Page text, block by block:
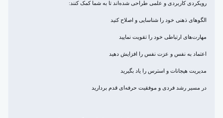
رویکردی کاربردی و علمی طراحی شده‌اند تا به شما کمک کنند:
الگوهای ذهنی خود را شناسایی و اصلاح کنید
مهارت‌های ارتباطی خود را تقویت نمایید
اعتماد به نفس و عزت نفس را افزایش دهید
مدیریت هیجانات و استرس را یاد بگیرید
در مسیر رشد فردی و موفقیت حرفه‌ای قدم بردارید